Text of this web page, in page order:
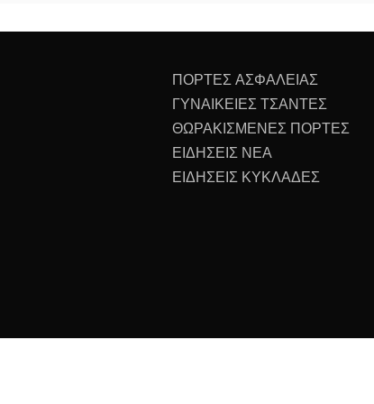
ΠΟΡΤΕΣ ΑΣΦΑΛΕΙΑΣ
ΓΥΝΑΙΚΕΙΕΣ ΤΣΑΝΤΕΣ
ΘΩΡΑΚΙΣΜΕΝΕΣ ΠΟΡΤΕΣ
ΕΙΔΗΣΕΙΣ ΝΕΑ
ΕΙΔΗΣΕΙΣ ΚΥΚΛΑΔΕΣ